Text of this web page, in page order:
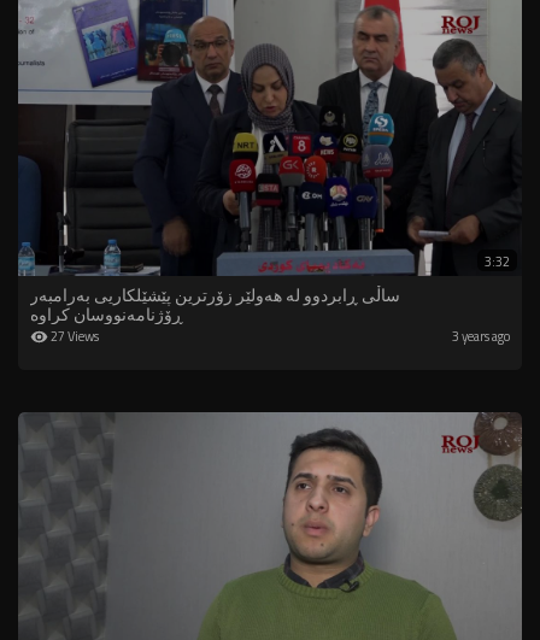
3:32
ساڵى ڕابردوو لە هەولێر زۆرترین پێشێلکاریى بەرامبەر
ڕۆژنامەنووسان کراوە
27 Views 3 years ago